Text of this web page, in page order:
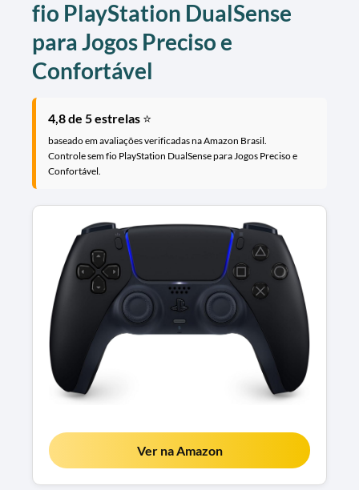
fio PlayStation DualSense
para Jogos Preciso e
Confortável
4,8 de 5 estrelas ⭐
baseado em avaliações verificadas na Amazon Brasil.
Controle sem fio PlayStation DualSense para Jogos Preciso e
Confortável.
Ver na Amazon